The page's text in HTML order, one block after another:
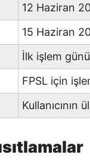
12 Haziran
15 Haziran
İlk işlem
FPSL için
Kullanıcının